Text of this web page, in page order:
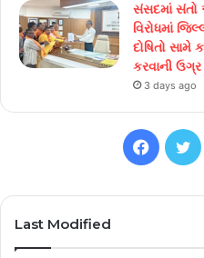
સંસદમાં સંતો
વિરોધમાં
દોષિતો સામે
કરવાની ઉગ્ર
3 days ago
Last Modified